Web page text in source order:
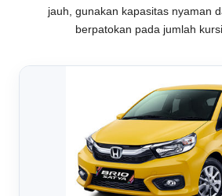
jauh, gunakan kapasitas nyaman
berpatokan pada jumlah